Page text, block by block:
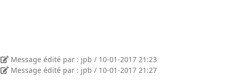
Message édité par : jpb / 10-01-2017 21:23
Message édité par : jpb / 10-01-2017 21:27